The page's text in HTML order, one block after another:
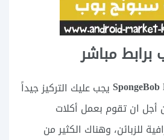
برابط مباشر
يجب عليك التركيز جيداً
ان تقوم بعمل أكلات
للزبائن، وهناك الكثير من